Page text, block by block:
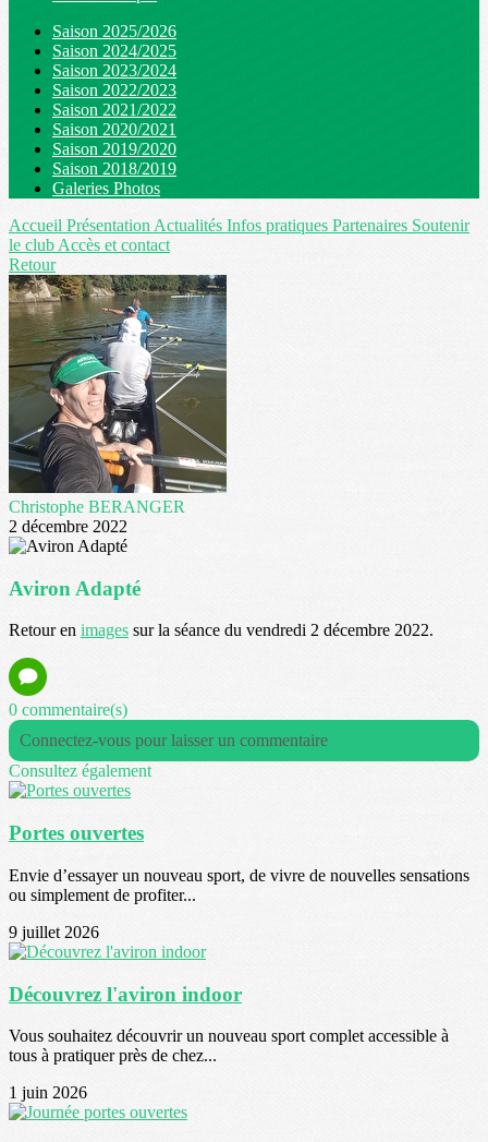
Saison 2025/2026
Saison 2024/2025
Saison 2023/2024
Saison 2022/2023
Saison 2021/2022
Saison 2020/2021
Saison 2019/2020
Saison 2018/2019
Galeries Photos
Accueil Présentation Actualités Infos pratiques Partenaires Soutenir
le club Accès et contact
Retour
Christophe BERANGER
2 décembre 2022
Aviron Adapté
Retour en images sur la séance du vendredi 2 décembre 2022.
0 commentaire(s)
Connectez-vous pour laisser un commentaire
Consultez également
Portes ouvertes
Envie d’essayer un nouveau sport, de vivre de nouvelles sensations
ou simplement de profiter...
9 juillet 2026
Découvrez l'aviron indoor
Vous souhaitez découvrir un nouveau sport complet accessible à
tous à pratiquer près de chez...
1 juin 2026